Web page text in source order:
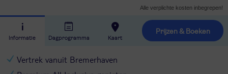
Alle verplichte kosten inbegrepen!
Informatie Dagprogramma Kaart
Prijzen & Boeken
Vertrek vanuit Bremerhaven